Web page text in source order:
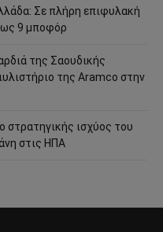
Σε πλήρη επιφυλακή
9 μποφόρ
της Σαουδικής
της Aramco στην
στρατηγικής ισχύος του
στις ΗΠΑ